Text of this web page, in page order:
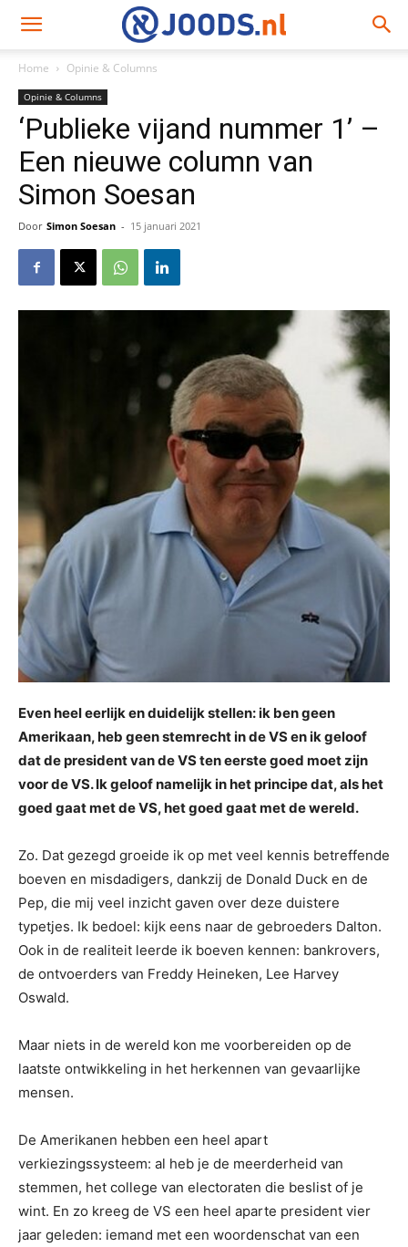
Home Opinie & Columns
Opinie & Columns
‘Publieke vijand nummer 1’ –
Een nieuwe column van
Simon Soesan
Door Simon Soesan - 15 januari 2021
Even heel eerlijk en duidelijk stellen: ik ben geen
Amerikaan, heb geen stemrecht in de VS en ik geloof
dat de president van de VS ten eerste goed moet zijn
voor de VS. Ik geloof namelijk in het principe dat, als het
goed gaat met de VS, het goed gaat met de wereld.
Zo. Dat gezegd groeide ik op met veel kennis betreffende
boeven en misdadigers, dankzij de Donald Duck en de
Pep, die mij veel inzicht gaven over deze duistere
typetjes. Ik bedoel: kijk eens naar de gebroeders Dalton.
Ook in de realiteit leerde ik boeven kennen: bankrovers,
de ontvoerders van Freddy Heineken, Lee Harvey
Oswald.
Maar niets in de wereld kon me voorbereiden op de
laatste ontwikkeling in het herkennen van gevaarlijke
mensen.
De Amerikanen hebben een heel apart
verkiezingssysteem: al heb je de meerderheid van
stemmen, het college van electoraten die beslist of je
wint. En zo kreeg de VS een heel aparte president vier
jaar geleden: iemand met een woordenschat van een